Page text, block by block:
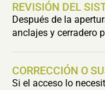
REVISIÓN DEL
Después de la
anclajes y cerradero
CORRECCIÓN O
Si el acceso lo